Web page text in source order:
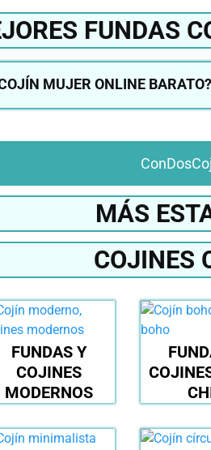
FUNDAS
MUJER ONLINE BARATO?
MÁS
COJINES
FUNDAS Y
COJINES
MODERNOS